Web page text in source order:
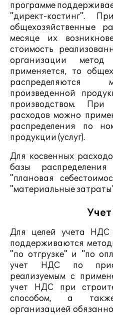
программе
"директ-костинг".
общехозяйственные
месяце их
стоимость
организации метод
применяется, то
распределяются
произведенной
производством.
расходов можно
распределения по
продукции (услуг).
Для косвенных
базы
"плановая
"материальные
Для целей учета НДС
поддерживаются
"по отгрузке" и "по
учет НДС по
реализуемым с
учет НДС при
способом, а
организацией